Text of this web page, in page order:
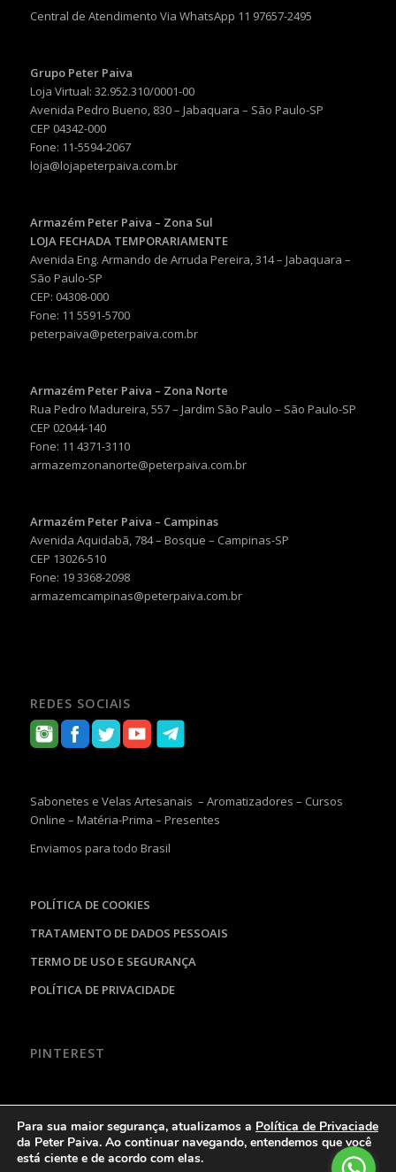
Central de Atendimento Via WhatsApp 11 97657-2495
Grupo Peter Paiva
Loja Virtual: 32.952.310/0001-00
Avenida Pedro Bueno, 830 – Jabaquara – São Paulo-SP
CEP 04342-000
Fone: 11-5594-2067
loja@lojapeterpaiva.com.br
Armazém Peter Paiva – Zona Sul
LOJA FECHADA TEMPORARIAMENTE
Avenida Eng. Armando de Arruda Pereira, 314 – Jabaquara –
São Paulo-SP
CEP: 04308-000
Fone: 11 5591-5700
peterpaiva@peterpaiva.com.br
Armazém Peter Paiva – Zona Norte
Rua Pedro Madureira, 557 – Jardim São Paulo – São Paulo-SP
CEP 02044-140
Fone: 11 4371-3110
armazemzonanorte@peterpaiva.com.br
Armazém Peter Paiva – Campinas
Avenida Aquidabã, 784 – Bosque – Campinas-SP
CEP 13026-510
Fone: 19 3368-2098
armazemcampinas@peterpaiva.com.br
REDES SOCIAIS
Sabonetes e Velas Artesanais – Aromatizadores – Cursos
Online – Matéria-Prima – Presentes
Enviamos para todo Brasil
POLÍTICA DE COOKIES
TRATAMENTO DE DADOS PESSOAIS
TERMO DE USO E SEGURANÇA
POLÍTICA DE PRIVACIDADE
PINTEREST
© Copyright - Peter Paiva - Exclusividades Artesanais
Para sua maior segurança, atualizamos a Política de Privaciade
da Peter Paiva. Ao continuar navegando, entendemos que você
está ciente e de acordo com elas.